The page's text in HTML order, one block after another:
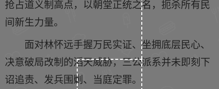
抢占道义制高点，以朝堂正统之名，扼杀所有民
间新生力量。
面对林怀远手握万民实证、坐拥底层民心、
决意破局改制的滔天威胁，三公派系并未即刻下
诏追责、发兵围剿、当庭定罪。